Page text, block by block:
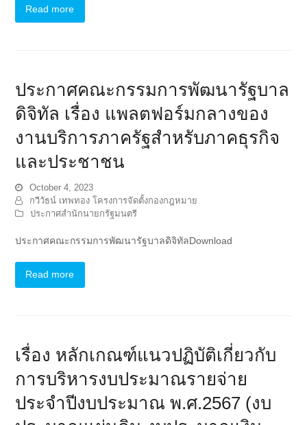
Read more
ประกาศคณะกรรมการพัฒนารัฐบาล
ดิจิทัล เรื่อง แพลตฟอร์มกลางของ
งานบริการภาครัฐสำหรับภาคธุรกิจ
และประชาชน
October 4, 2023
กวีวัธน์ เทพทอง โครงการจัดตั้งกองกฎหมาย
ประกาศสำนักนายกรัฐมนตรี
ประกาศคณะกรรมการพัฒนารัฐบาลดิจิทัลDownload
Read more
เรื่อง หลักเกณฑ์แนวปฏิบัติเกี่ยวกับ
การบริหารงบประมาณรายจ่าย
ประจำปีงบประมาณ พ.ศ.2567 (งบ